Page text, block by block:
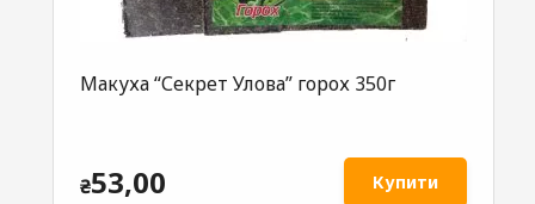
Макуха “Секрет Улова” горох 350г
₴53,00 Купити